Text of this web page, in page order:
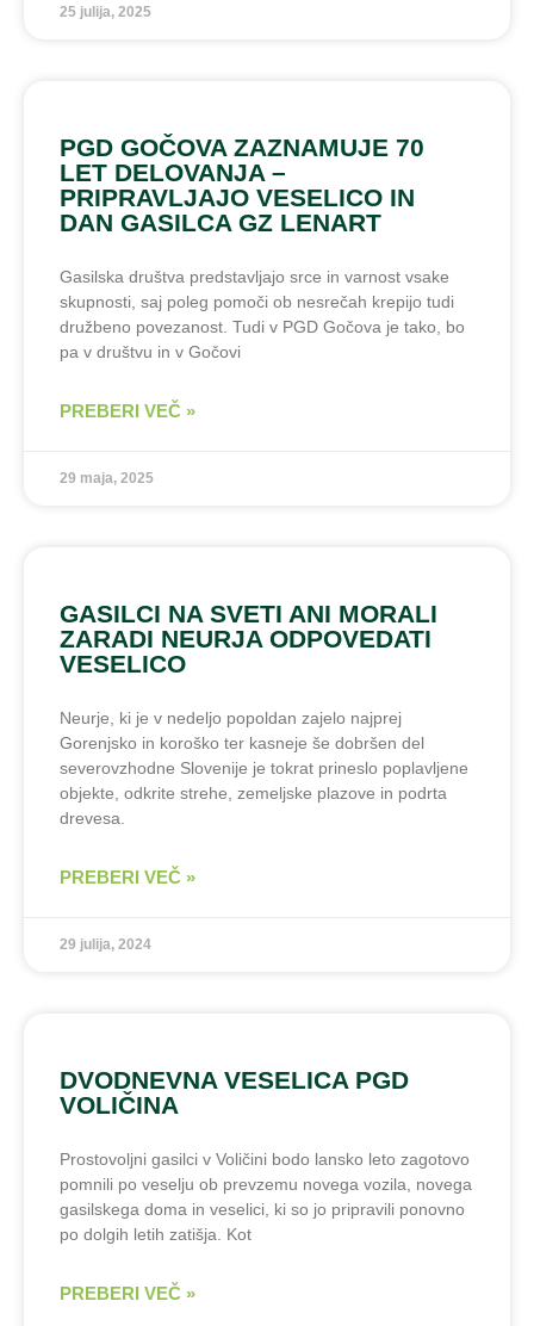
25 julija, 2025
PGD GOČOVA ZAZNAMUJE 70
LET DELOVANJA –
PRIPRAVLJAJO VESELICO IN
DAN GASILCA GZ LENART
Gasilska društva predstavljajo srce in varnost vsake
skupnosti, saj poleg pomoči ob nesrečah krepijo tudi
družbeno povezanost. Tudi v PGD Gočova je tako, bo
pa v društvu in v Gočovi
PREBERI VEČ »
29 maja, 2025
GASILCI NA SVETI ANI MORALI
ZARADI NEURJA ODPOVEDATI
VESELICO
Neurje, ki je v nedeljo popoldan zajelo najprej
Gorenjsko in koroško ter kasneje še dobršen del
severovzhodne Slovenije je tokrat prineslo poplavljene
objekte, odkrite strehe, zemeljske plazove in podrta
drevesa.
PREBERI VEČ »
29 julija, 2024
DVODNEVNA VESELICA PGD
VOLIČINA
Prostovoljni gasilci v Voličini bodo lansko leto zagotovo
pomnili po veselju ob prevzemu novega vozila, novega
gasilskega doma in veselici, ki so jo pripravili ponovno
po dolgih letih zatišja. Kot
PREBERI VEČ »